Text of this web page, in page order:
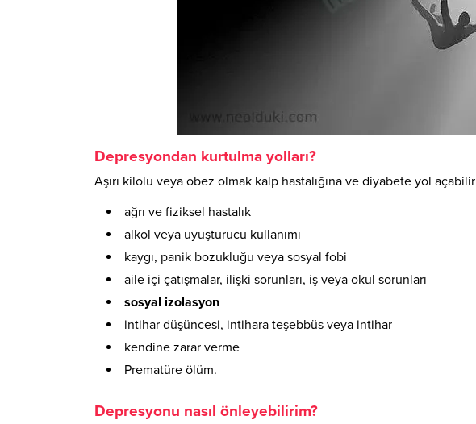
Depresyondan kurtulma yolları?
Aşırı kilolu veya obez olmak kalp hastalığına ve diyabete yol açabilir
ağrı ve fiziksel hastalık
alkol veya uyuşturucu kullanımı
kaygı, panik bozukluğu veya sosyal fobi
aile içi çatışmalar, ilişki sorunları, iş veya okul sorunları
sosyal izolasyon
intihar düşüncesi, intihara teşebbüs veya intihar
kendine zarar verme
Prematüre ölüm.
Depresyonu nasıl önleyebilirim?